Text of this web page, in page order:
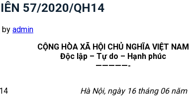
57/2020/QH14
by admin
CỘNG HÒA XÃ HỘI CHỦ NGHĨA VIỆT NAM
Độc lập – Tự do – Hạnh phúc
—————-
Hà Nội, ngày 16tháng 06năm